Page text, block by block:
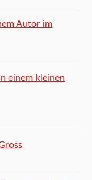
Autor im
einem kleinen